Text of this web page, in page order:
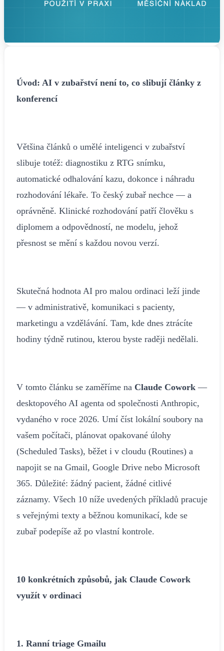
Úvod: AI v zubařství není to, co slibují články z
konferencí
Většina článků o umělé inteligenci v zubařství
slibuje totéž: diagnostiku z RTG snímku,
automatické odhalování kazu, dokonce i náhradu
rozhodování lékaře. To český zubař nechce — a
oprávněně. Klinické rozhodování patří člověku s
diplomem a odpovědností, ne modelu, jehož
přesnost se mění s každou novou verzí.
Skutečná hodnota AI pro malou ordinaci leží jinde
— v administrativě, komunikaci s pacienty,
marketingu a vzdělávání. Tam, kde dnes ztrácíte
hodiny týdně rutinou, kterou byste raději nedělali.
V tomto článku se zaměříme na Claude Cowork —
desktopového AI agenta od společnosti Anthropic,
vydaného v roce 2026. Umí číst lokální soubory na
vašem počítači, plánovat opakované úlohy
(Scheduled Tasks), běžet i v cloudu (Routines) a
napojit se na Gmail, Google Drive nebo Microsoft
365. Důležité: žádný pacient, žádné citlivé
záznamy. Všech 10 níže uvedených příkladů pracuje
s veřejnými texty a běžnou komunikací, kde se
zubař podepíše až po vlastní kontrole.
10 konkrétních způsobů, jak Claude Cowork
využít v ordinaci
1. Ranní triage Gmailu